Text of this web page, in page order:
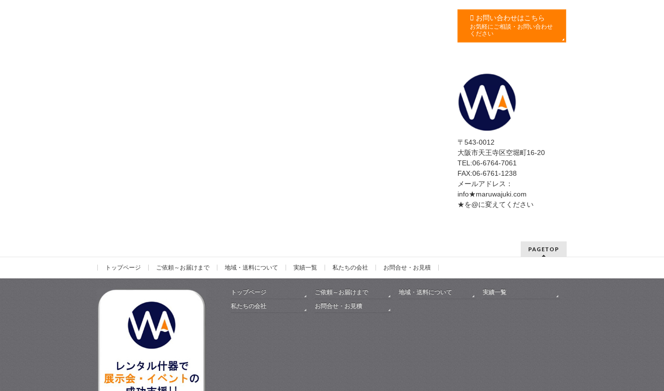
お問い合わせはこちら
お気軽にご相談・お問い合わせ
ください
〒543-0012
大阪市天王寺区空堀町16-20
TEL:06-6764-7061
FAX:06-6761-1238
メールアドレス：
info★maruwajuki.com
★を@に変えてください
PAGETOP
トップページ ご依頼～お届けまで 地域・送料について 実績一覧 私たちの会社 お問合せ・お見積
トップページ ご依頼～お届けまで 地域・送料について
実績一覧
私たちの会社
お問合せ・お見積